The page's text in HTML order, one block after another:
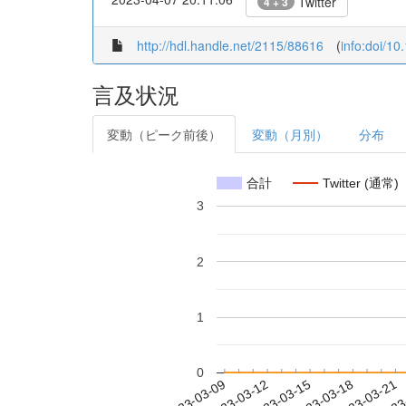
http://hdl.handle.net/2115/88616 (info:doi/
言及状況
変動（ピーク前後） 変動（月別） 分布
合計 Twitter (通常)
0
1
2
3